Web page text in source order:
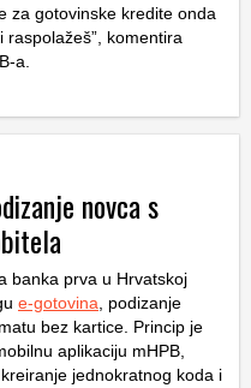
za gotovinske kredite onda
komentira
a.
novca s
banka prva u Hrvatskoj
e-gotovina , podizanje
bez kartice. Princip je
aplikaciju mHPB,
jednokratnog koda i